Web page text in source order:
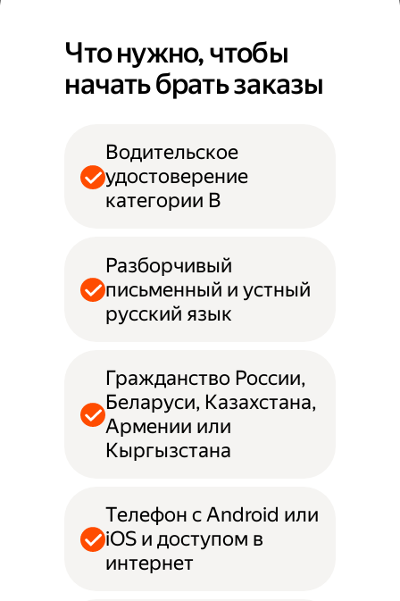
Что нужно, чтобы
начать брать заказы
Водительское
удостоверение
категории B
Разборчивый
письменный и устный
русский язык
Гражданство России,
Беларуси, Казахстана,
Армении или
Кыргызстана
Телефон с Android или
iOS и доступом в
интернет